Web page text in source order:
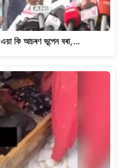
এয়া কি আচৰণ ভূপেন বৰা,…